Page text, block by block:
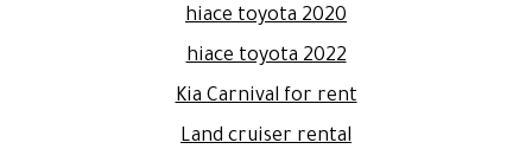
hiace toyota 2020
hiace toyota 2022
Kia Carnival for rent
Land cruiser rental